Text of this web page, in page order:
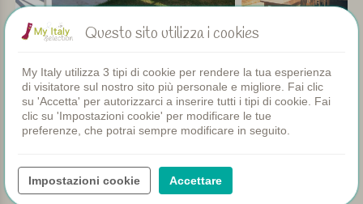
Appartamenti
Questo sito utilizza i cookies
My Italy utilizza 3 tipi di cookie per rendere la tua esperienza
di visitatore sul nostro sito più personale e migliore. Fai clic
su 'Accetta' per autorizzarci a inserire tutti i tipi di cookie. Fai
clic su 'Impostazioni cookie' per modificare le tue
preferenze, che potrai sempre modificare in seguito.
Impostazioni cookie Accettare